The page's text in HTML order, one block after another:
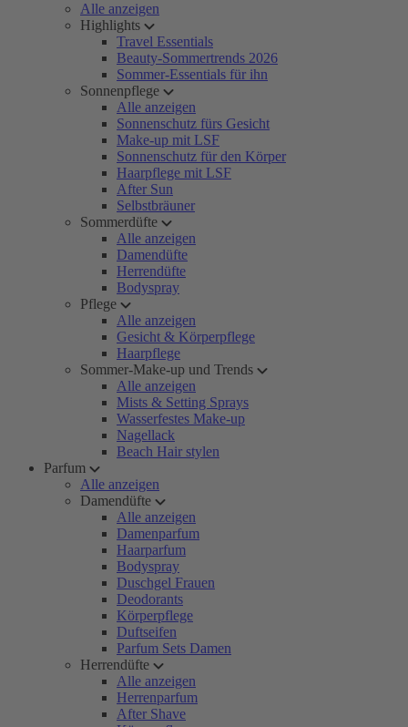
Alle anzeigen
Highlights
Travel Essentials
Beauty-Sommertrends 2026
Sommer-Essentials für ihn
Sonnenpflege
Alle anzeigen
Sonnenschutz fürs Gesicht
Make-up mit LSF
Sonnenschutz für den Körper
Haarpflege mit LSF
After Sun
Selbstbräuner
Sommerdüfte
Alle anzeigen
Damendüfte
Herrendüfte
Bodyspray
Pflege
Alle anzeigen
Gesicht & Körperpflege
Haarpflege
Sommer-Make-up und Trends
Alle anzeigen
Mists & Setting Sprays
Wasserfestes Make-up
Nagellack
Beach Hair stylen
Parfum
Alle anzeigen
Damendüfte
Alle anzeigen
Damenparfum
Haarparfum
Bodyspray
Duschgel Frauen
Deodorants
Körperpflege
Duftseifen
Parfum Sets Damen
Herrendüfte
Alle anzeigen
Herrenparfum
After Shave